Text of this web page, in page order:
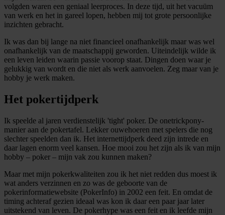
volgden waren een geniaal leerproces. In deze tijd, uit het vacuüm
van werk en het in gareel lopen, hebben mij tot grote persoonlijke
inzichten gebracht.
Ik was dan bij lange na niet financieel onafhankelijk maar was wel
onafhankelijk van de maatschappij geworden. Uiteindelijk wilde ik
een leven leiden waarin passie voorop staat. Dingen doen waar je
gelukkig van wordt en die niet als werk aanvoelen. Zeg maar van je
hobby je werk maken.
Het pokertijdperk
Ik speelde al jaren verdienstelijk 'tight' poker. De onetrickpony-
manier aan de pokertafel. Lekker ouwehoeren met spelers die nog
slechter speelden dan ik. Het internettijdperk deed zijn intrede en
daar lagen enorm veel kansen. Hoe mooi zou het zijn als ik van mijn
hobby – poker – mijn vak zou kunnen maken?
Maar met mijn pokerkwaliteiten zou ik het niet redden dus moest ik
wat anders verzinnen en zo was de geboorte van de
pokerinformatiewebsite (PokerInfo) in 2002 een feit. En omdat de
timing achteraf gezien ideaal was kon ik daar een paar jaar later
uitstekend van leven. De pokerhype was een feit en ik leefde mijn